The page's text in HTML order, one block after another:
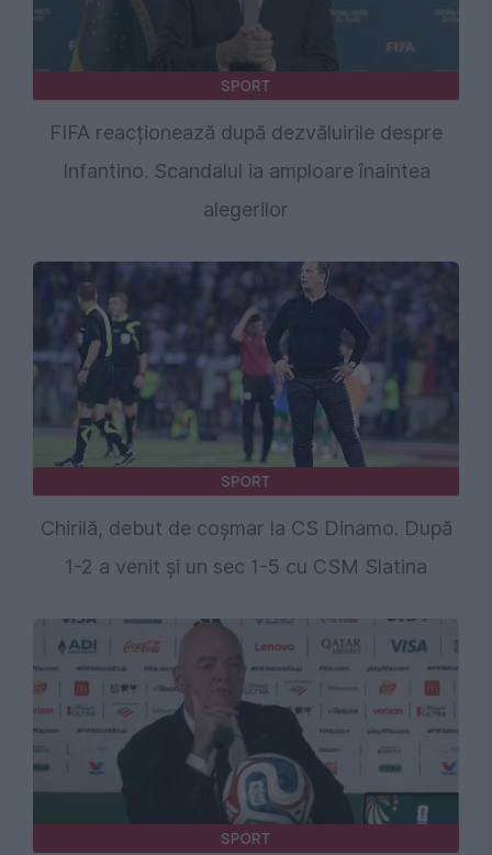
SPORT
FIFA reacționează după dezvăluirile despre
Infantino. Scandalul ia amploare înaintea
alegerilor
SPORT
Chirilă, debut de coșmar la CS Dinamo. După
1-2 a venit și un sec 1-5 cu CSM Slatina
SPORT